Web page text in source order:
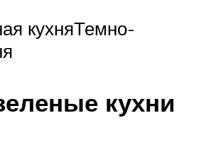
кухняТемно-
кухни